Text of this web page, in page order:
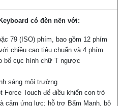
có đèn nền với:
79 (ISO) phím, bao gồm 12 phím
chiều cao tiêu chuẩn và 4 phím
bố cục hình chữ T ngược
sáng môi trường
Force Touch để điều khiển con trỏ
cảm ứng lực; hỗ trợ Bấm Mạnh, bộ